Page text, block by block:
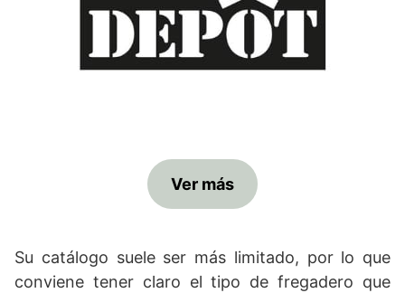
Ver más
Su catálogo suele ser más limitado, por lo que
conviene tener claro el tipo de fregadero que